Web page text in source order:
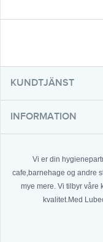
KUNDTJÄNST
INFORMATION
Vi er din
cafe,barnehage og andre
mye mere. Vi tilbyr våre
kvalitet.Med